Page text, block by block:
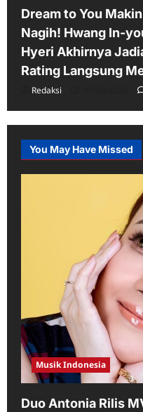
Dream to You
Nagih! Hwang In-
Hyeri Akhirnya
Rating Langsung
Redaksi
You May Have Missed
Musik Indonesia
Duo Antonia Rilis